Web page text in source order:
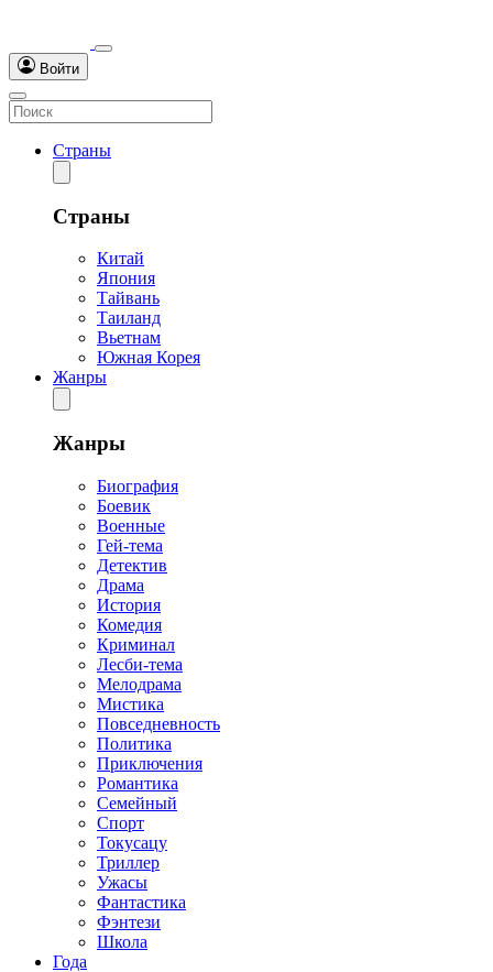
Войти
Страны
Страны
Китай
Япония
Тайвань
Таиланд
Вьетнам
Южная Корея
Жанры
Жанры
Биография
Боевик
Военные
Гей-тема
Детектив
Драма
История
Комедия
Криминал
Лесби-тема
Мелодрама
Мистика
Повседневность
Политика
Приключения
Романтика
Семейный
Спорт
Токусацу
Триллер
Ужасы
Фантастика
Фэнтези
Школа
Года